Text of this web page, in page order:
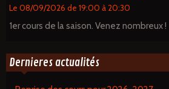
Le 08/09/2026 de 19:00 à 20:30
1er cours de la saison. Venez nombreux !
Dernieres actualités